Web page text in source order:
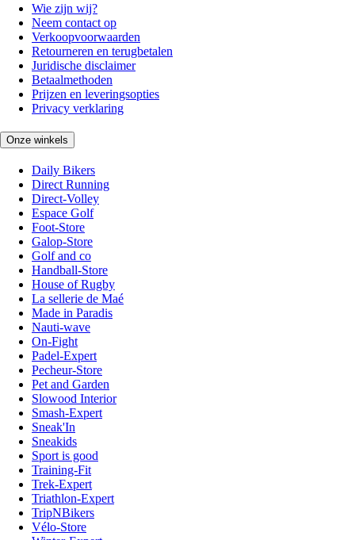
Wie zijn wij?
Neem contact op
Verkoopvoorwaarden
Retourneren en terugbetalen
Juridische disclaimer
Betaalmethoden
Prijzen en leveringsopties
Privacy verklaring
Onze winkels
Daily Bikers
Direct Running
Direct-Volley
Espace Golf
Foot-Store
Galop-Store
Golf and co
Handball-Store
House of Rugby
La sellerie de Maé
Made in Paradis
Nauti-wave
On-Fight
Padel-Expert
Pecheur-Store
Pet and Garden
Slowood Interior
Smash-Expert
Sneak'In
Sneakids
Sport is good
Training-Fit
Trek-Expert
Triathlon-Expert
TripNBikers
Vélo-Store